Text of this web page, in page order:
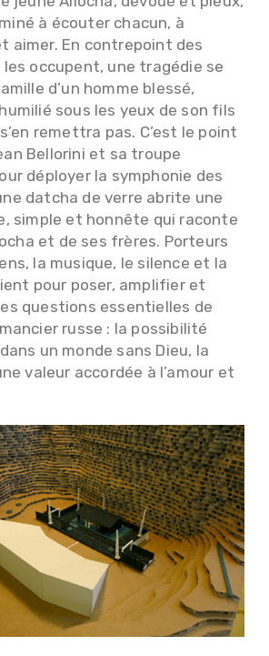
à écouter chacun, à
aimer. En contrepoint des
les occupent, une tragédie se
d’un homme blessé,
sous les yeux de son fils
remettra pas. C’est le point
Bellorini et sa troupe
déployer la symphonie des
datcha de verre abrite une
simple et honnête qui raconte
et de ses frères. Porteurs
la musique, le silence et la
pour poser, amplifier et
questions essentielles de
russe : la possibilité
un monde sans Dieu, la
valeur accordée à l’amour et